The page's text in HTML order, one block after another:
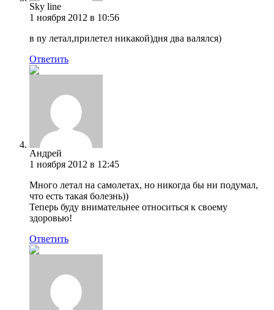
Sky line
1 ноября 2012 в 10:56
в ny летал,прилетел никакой)дня два валялся)
Ответить
Андрей
1 ноября 2012 в 12:45
Много летал на самолетах, но никогда бы ни подумал,
что есть такая болезнь))
Теперь буду внимательнее относиться к своему
здоровью!
Ответить